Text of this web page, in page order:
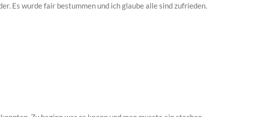
Es wurde fair bestummen und ich glaube alle sind zufrieden.